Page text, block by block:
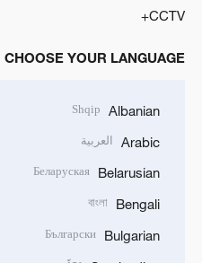
CCTV+
CHOOSE YOUR LANGUAGE
Albanian
Shqip
Arabic العربية
Belarusian
Беларуская
Bengali
বাংলা
Bulgarian
Български